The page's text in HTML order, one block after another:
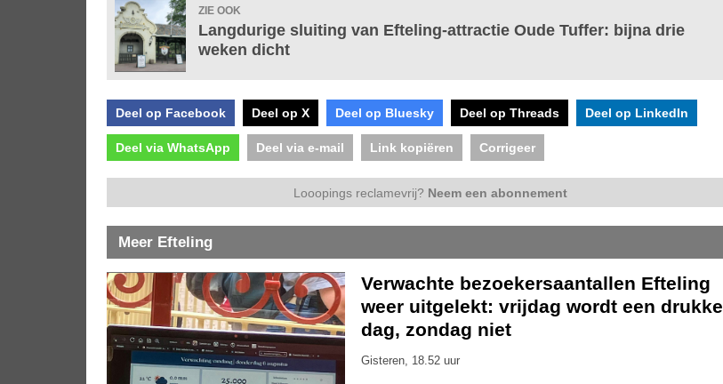
ZIE OOK
Langdurige sluiting van Efteling-attractie Oude Tuffer: bijna drie
weken dicht
Deel op Facebook Deel op X Deel op Bluesky Deel op Threads Deel op LinkedIn
Deel via WhatsApp Deel via e-mail Link kopiëren Corrigeer
Looopings reclamevrij? Neem een abonnement
Meer Efteling
Verwachte bezoekersaantallen Efteling
weer uitgelekt: vrijdag wordt een drukke
dag, zondag niet
Gisteren, 18.52 uur